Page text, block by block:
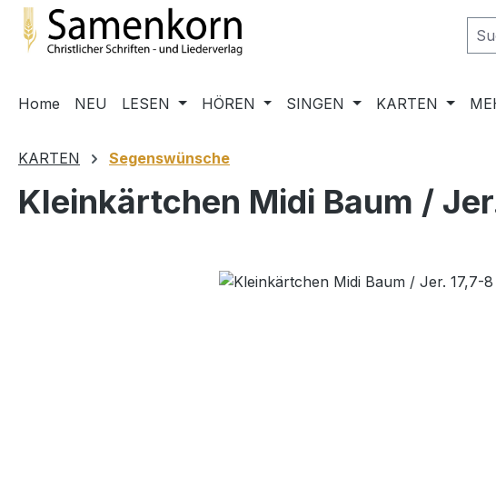
Hauptinhalt springen
Zur Suche springen
Zur Hauptnavigation springen
Home NEU LESEN HÖREN SINGEN KARTEN
KARTEN Segenswünsche
Kleinkärtchen Midi Baum /